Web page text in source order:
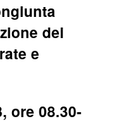
dei
e
ore 08.30-